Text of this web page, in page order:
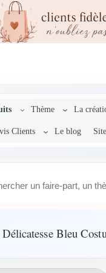
Thème La
Clients Le blog
Bleu